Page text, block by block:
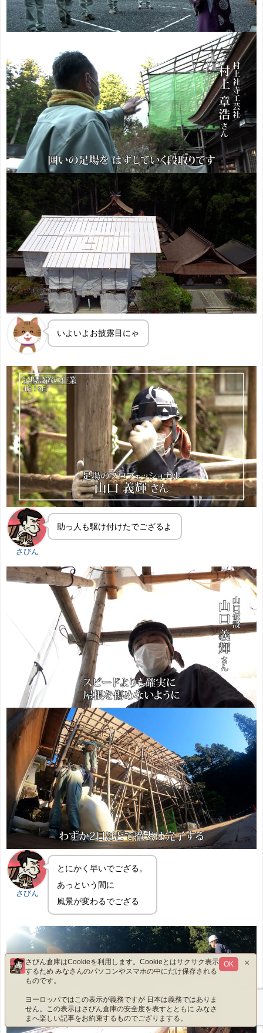
いよいよお披露目にゃ
さびん
助っ人も駆け付けたでござるよ
さびん
とにかく早いでござる。
あっという間に
風景が変わるでござる
さびん倉庫はCookieを利用します。Cookieとはサクサク表示
するため みなさんのパソコンやスマホの中にだけ保存される
ものです。
ヨーロッパではこの表示が義務ですが 日本は義務ではありま
せん。この表示はさびん倉庫の安全度を表すとともに みなさ
まへ楽しい記事をお約束するものでござりまする。
OK ×